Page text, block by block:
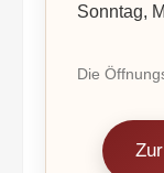
Sonntag,
Die